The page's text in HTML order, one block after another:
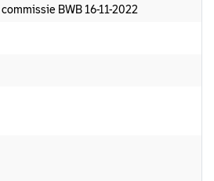
BWB 16-11-2022